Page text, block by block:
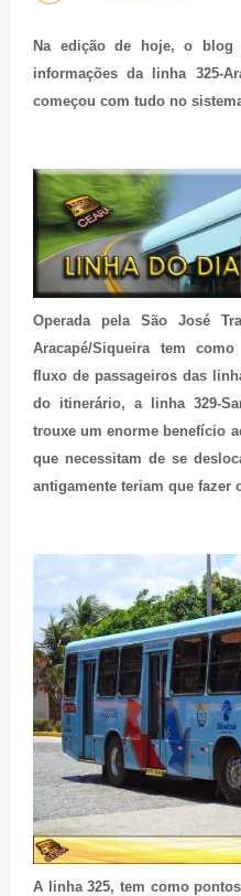
Na edição de hoje, o blog
informações da linha 325-
começou com tudo no
Operada pela São José
Aracapé/Siqueira tem
fluxo de passageiros das
do itinerário, a linha 329-
trouxe um enorme benefício
que necessitam de se
antigamente teriam que fazer
A linha 325, tem como